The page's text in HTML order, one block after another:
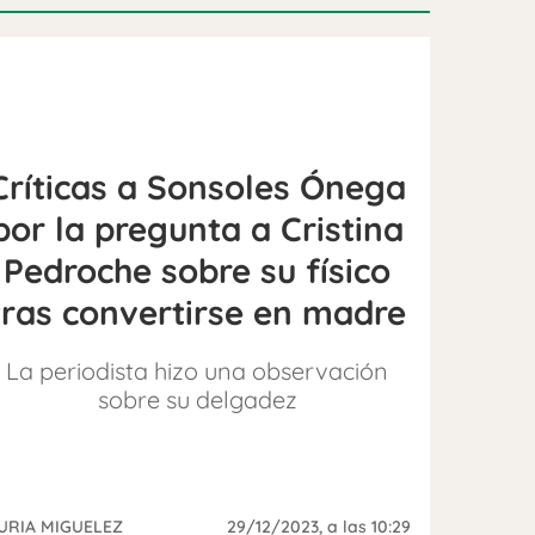
a Sonsoles Ónega
la pregunta a Cristina
Pedroche sobre su físico
convertirse en madre
La periodista hizo una observación
sobre su delgadez
MIGUELEZ 29/12/2023, a las 10:29